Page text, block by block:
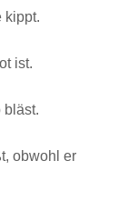
kippt.
ist.
bläst.
obwohl er